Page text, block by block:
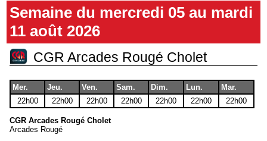
Semaine du mercredi 05 au mardi
11 août 2026
CGR Arcades Rougé Cholet
Mer. Jeu. Ven. Sam. Dim. Lun.
Mar.
22h00
22h00 22h00 22h00 22h00 22h00 22h00
CGR Arcades Rougé Cholet
Arcades Rougé